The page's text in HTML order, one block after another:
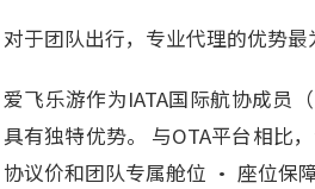
对于团队出行，专业代理的优势最
爱飞乐游作为IATA国际航协成员
具有独特优势。 与OTA平台相比
协议价和团队专属舱位 • 座位保